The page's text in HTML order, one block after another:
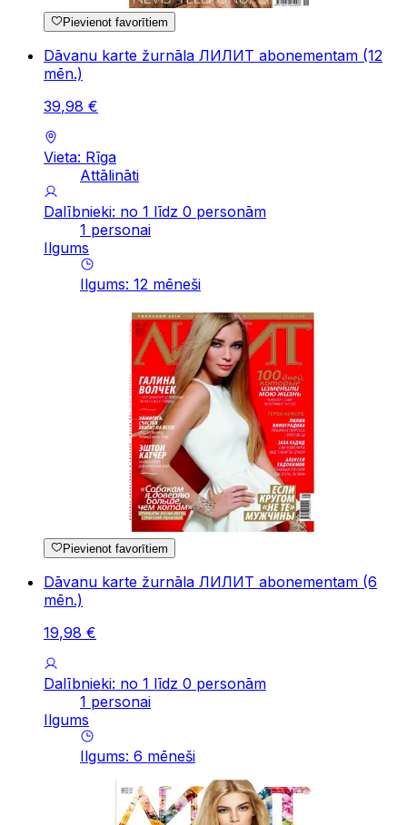
Pievienot favorītiem
Dāvanu karte žurnāla ЛИЛИТ abonementam (12
mēn.)
39,98 €
Vieta: Rīga
Attālināti
Dalībnieki: no 1 līdz 0 personām
1 personai
Ilgums
Ilgums: 12 mēneši
Pievienot favorītiem
Dāvanu karte žurnāla ЛИЛИТ abonementam (6
mēn.)
19,98 €
Dalībnieki: no 1 līdz 0 personām
1 personai
Ilgums
Ilgums: 6 mēneši